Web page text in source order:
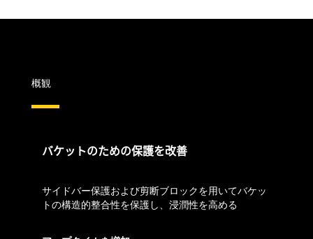
概観
バケットのための保護を改善
サイドバー保護および剪断ブロックを用いてバケッ
トの構造的整合性を保護し、浸潤性を高める